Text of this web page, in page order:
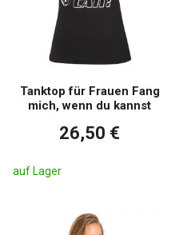
Tanktop für Frauen Fang
mich, wenn du kannst
26,50 €
auf Lager